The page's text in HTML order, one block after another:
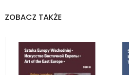
ZOBACZ TAKŻE